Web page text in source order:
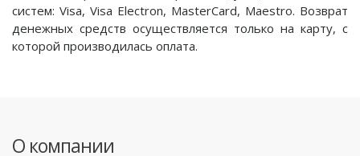
систем: Visa, Visa Electron, MasterCard, Maestro. Возврат
денежных средств осуществляется только на карту, с
которой производилась оплата.
О компании